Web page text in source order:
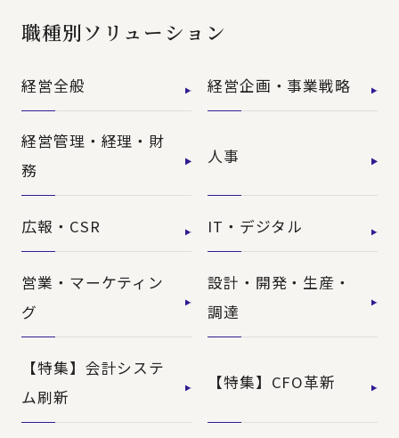
職種別ソリューション
経営全般 経営企画・事業戦略
経営管理・経理・財
務
人事
広報・CSR IT・デジタル
営業・マーケティン
グ
設計・開発・生産・
調達
【特集】会計システ
ム刷新
【特集】CFO革新